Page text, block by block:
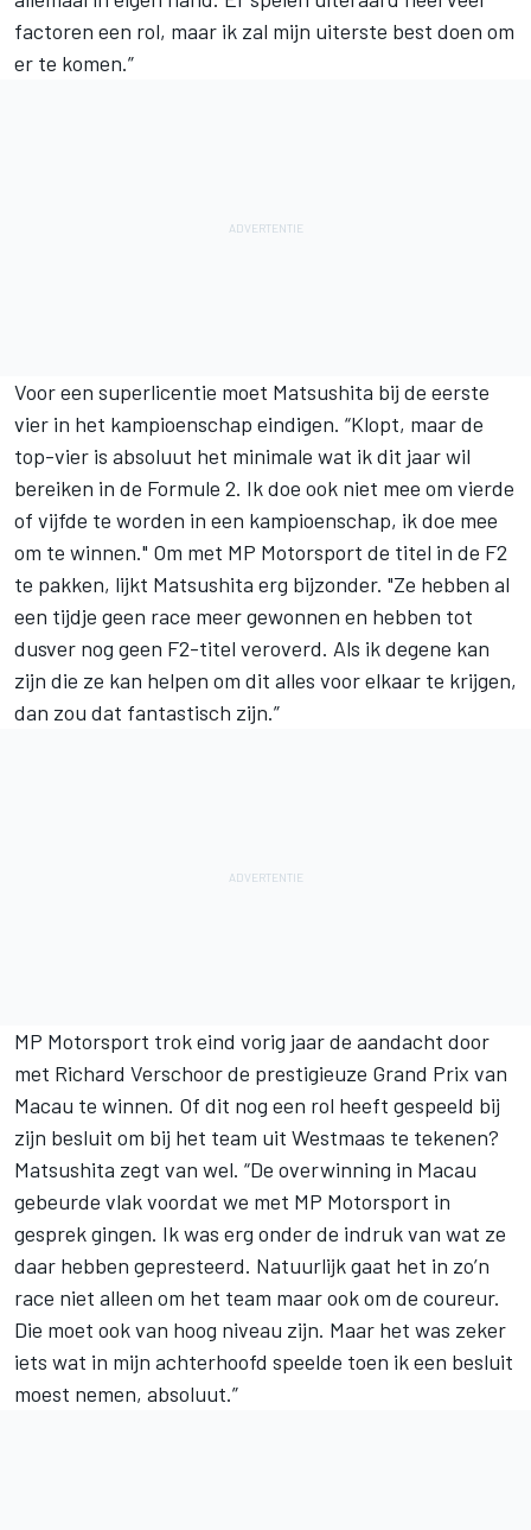
factoren een rol, maar ik zal mijn uiterste best doen om
er te komen.”
Voor een superlicentie moet Matsushita bij de eerste
vier in het kampioenschap eindigen. “Klopt, maar de
top-vier is absoluut het minimale wat ik dit jaar wil
bereiken in de Formule 2. Ik doe ook niet mee om vierde
of vijfde te worden in een kampioenschap, ik doe mee
om te winnen." Om met MP Motorsport de titel in de F2
te pakken, lijkt Matsushita erg bijzonder. "Ze hebben al
een tijdje geen race meer gewonnen en hebben tot
dusver nog geen F2-titel veroverd. Als ik degene kan
zijn die ze kan helpen om dit alles voor elkaar te krijgen,
dan zou dat fantastisch zijn.”
MP Motorsport trok eind vorig jaar de aandacht door
met Richard Verschoor de prestigieuze Grand Prix van
Macau te winnen. Of dit nog een rol heeft gespeeld bij
zijn besluit om bij het team uit Westmaas te tekenen?
Matsushita zegt van wel. “De overwinning in Macau
gebeurde vlak voordat we met MP Motorsport in
gesprek gingen. Ik was erg onder de indruk van wat ze
daar hebben gepresteerd. Natuurlijk gaat het in zo’n
race niet alleen om het team maar ook om de coureur.
Die moet ook van hoog niveau zijn. Maar het was zeker
iets wat in mijn achterhoofd speelde toen ik een besluit
moest nemen, absoluut.”